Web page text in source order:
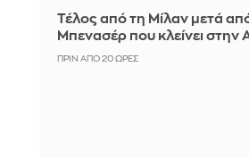
Τέλος από τη Μίλαν μετά
Μπενασέρ που κλείνει στην
ΠΡΙΝ ΑΠΌ 20 ΏΡΕΣ